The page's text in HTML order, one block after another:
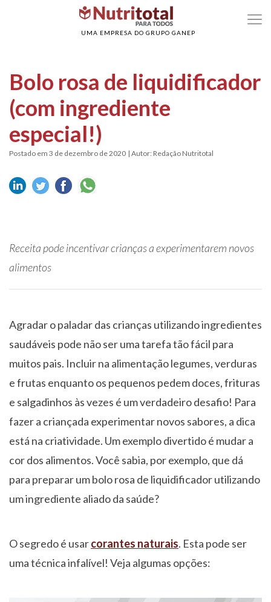
UMA EMPRESA DO GRUPO GANEP
Alimentação Saudável>Bolo rosa de liquidificador (com ingrediente
Bolo rosa de liquidificador
(com ingrediente
especial!)
Postado em 3 de dezembro de 2020 | Autor: Redação Nutritotal
Receita pode incentivar crianças a experimentarem novos
alimentos
Agradar o paladar das crianças utilizando ingredientes
saudáveis pode não ser uma tarefa tão fácil para
muitos pais. Incluir na alimentação legumes, verduras
e frutas enquanto os pequenos pedem doces, frituras
e salgadinhos às vezes é um verdadeiro desafio! Para
fazer a criançada experimentar novos sabores, a dica
está na criatividade. Um exemplo divertido é mudar a
cor dos alimentos. Você sabia, por exemplo, que dá
para preparar um bolo rosa de liquidificador utilizando
um ingrediente aliado da saúde?
O segredo é usarcorantes naturais. Esta pode ser
uma técnica infalível! Veja algumas opções: